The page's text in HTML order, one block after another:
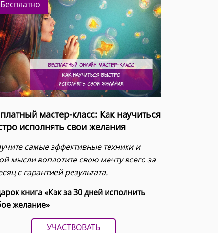
Бесплатно
мастер-класс: Как научиться
исполнять свои желания
самые эффективные техники и
мысли воплотите свою мечту всего за
с гарантией результата.
книга «Как за 30 дней исполнить
желание»
УЧАСТВОВАТЬ